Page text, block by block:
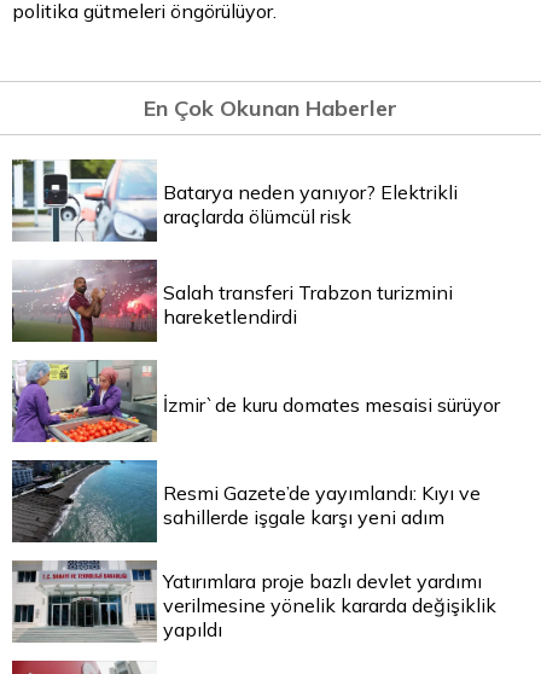
politika gütmeleri öngörülüyor.
En Çok Okunan Haberler
Batarya neden yanıyor? Elektrikli
araçlarda ölümcül risk
Salah transferi Trabzon turizmini
hareketlendirdi
İzmir`de kuru domates mesaisi sürüyor
Resmi Gazete’de yayımlandı: Kıyı ve
sahillerde işgale karşı yeni adım
Yatırımlara proje bazlı devlet yardımı
verilmesine yönelik kararda değişiklik
yapıldı